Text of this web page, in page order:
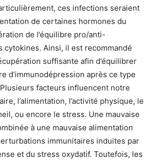
ces infections seraient
de certaines hormones du
de l’équilibre pro/anti-
cytokines. Ainsi, il est recommandé
suffisante afin d’équilibrer
d’immunodépression après ce type
facteurs influencent notre
l’alimentation, l’activité physique, le
ou encore le stress. Une mauvaise
à une mauvaise alimentation
immunitaires induites par
et du stress oxydatif. Toutefois, les